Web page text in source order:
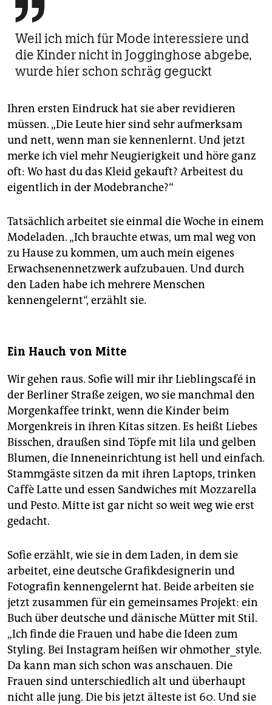

Weil ich mich für Mode interessiere und
die Kinder nicht in Jogginghose abgebe,
wurde hier schon schräg geguckt
Ihren ersten Eindruck hat sie aber revidieren
müssen. „Die Leute hier sind sehr aufmerksam
und nett, wenn man sie kennenlernt. Und jetzt
merke ich viel mehr Neugierigkeit und höre ganz
oft: Wo hast du das Kleid gekauft? Arbeitest du
eigentlich in der Modebranche?“
Tatsächlich arbeitet sie einmal die Woche in einem
Modeladen. „Ich brauchte etwas, um mal weg von
zu Hause zu kommen, um auch mein eigenes
Erwachsenennetzwerk aufzubauen. Und durch
den Laden habe ich mehrere Menschen
kennengelernt“, erzählt sie.
Ein Hauch von Mitte
Wir gehen raus. Sofie will mir ihr Lieblingscafé in
der Berliner Straße zeigen, wo sie manchmal den
Morgenkaffee trinkt, wenn die Kinder beim
Morgenkreis in ihren Kitas sitzen. Es heißt Liebes
Bisschen, draußen sind Töpfe mit lila und gelben
Blumen, die Inneneinrichtung ist hell und einfach.
Stammgäste sitzen da mit ihren Laptops, trinken
Caffè Latte und essen Sandwiches mit Mozzarella
und Pesto. Mitte ist gar nicht so weit weg wie erst
gedacht.
Sofie erzählt, wie sie in dem Laden, in dem sie
arbeitet, eine deutsche Grafikdesignerin und
Fotografin kennengelernt hat. Beide arbeiten sie
jetzt zusammen für ein gemeinsames Projekt: ein
Buch über deutsche und dänische Mütter mit Stil.
„Ich finde die Frauen und habe die Ideen zum
Styling. Bei Instagram heißen wir ohmother_style.
Da kann man sich schon was anschauen. Die
Frauen sind unterschiedlich alt und überhaupt
nicht alle jung. Die bis jetzt älteste ist 60. Und sie